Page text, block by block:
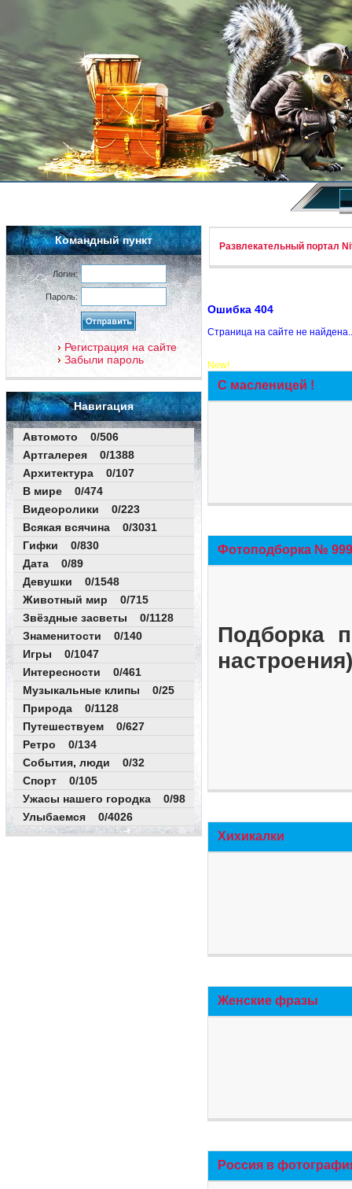
Командный пункт
Логин:
Пароль:
Регистрация на сайте
Забыли пароль
Навигация
Автомото 0/506
Артгалерея 0/1388
Архитектура 0/107
В мире 0/474
Видеоролики 0/223
Всякая всячина 0/3031
Гифки 0/830
Дата 0/89
Девушки 0/1548
Животный мир 0/715
Звёздные засветы 0/1128
Знаменитости 0/140
Игры 0/1047
Интересности 0/461
Музыкальные клипы 0/25
Природа 0/1128
Путешествуем 0/627
Ретро 0/134
События, люди 0/32
Спорт 0/105
Ужасы нашего городка 0/98
Улыбаемся 0/4026
Развлекательный портал
Ошибка 404
Страница на сайте не
New!
С масленицей !
Фотоподборка №
Подборка
Хихикалки
Женские фразы
Россия в